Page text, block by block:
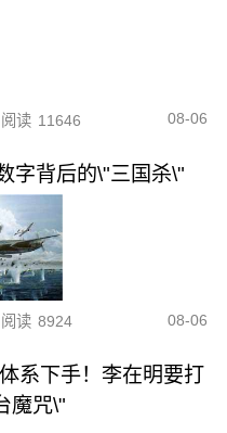
阅读 11646 08-06
字背后的\"三国杀\"
阅读 8924 08-06
系下手！李在明要打
魔咒\"